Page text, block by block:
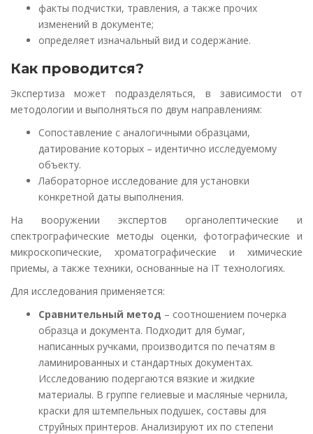
факты подчистки, травления, а также прочих
изменений в документе;
определяет изначальный вид и содержание.
Как проводится?
Экспертиза может подразделяться, в зависимости от
методологии и выполняться по двум направлениям:
Сопоставление с аналогичными образцами,
датирование которых – идентично исследуемому
объекту.
Лабораторное исследование для установки
конкретной даты выполнения.
На вооружении экспертов органолептические и
спектрографические методы оценки, фотографические и
микроскопические, хроматографические и химические
приемы, а также техники, основанные на IT технологиях.
Для исследования применяется:
Сравнительный метод – соотношением почерка
образца и документа. Подходит для бумаг,
написанных ручками, производится по печатям в
ламинированных и стандартных документах.
Исследованию подергаются вязкие и жидкие
материалы. В группе гелиевые и масляные чернила,
краски для штемпельных подушек, составы для
струйных принтеров. Анализируют их по степени